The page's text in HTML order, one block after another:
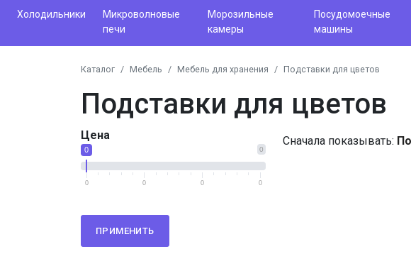
Холодильники
Микроволновые
печи
Морозильные
камеры
Посудомоечные
машины
Каталог Мебель Мебель для хранения Подставки для цветов
Подставки для цветов
Цена
0
0
0 0 0 0
ПРИМЕНИТЬ
Сначала показывать: